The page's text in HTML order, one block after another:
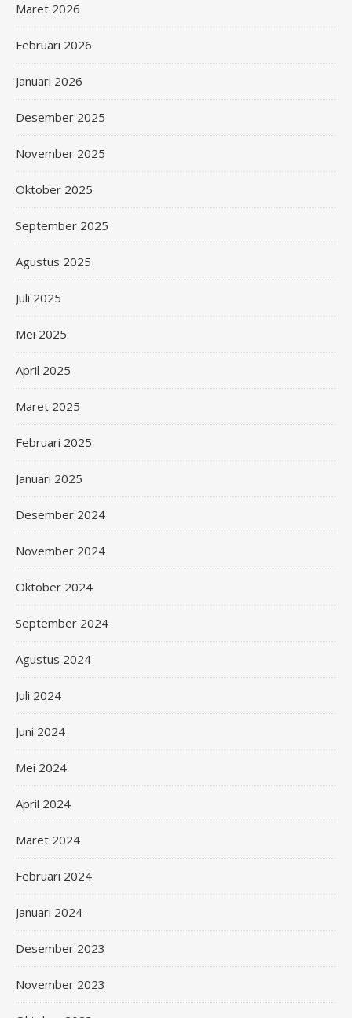
Maret 2026
Februari 2026
Januari 2026
Desember 2025
November 2025
Oktober 2025
September 2025
Agustus 2025
Juli 2025
Mei 2025
April 2025
Maret 2025
Februari 2025
Januari 2025
Desember 2024
November 2024
Oktober 2024
September 2024
Agustus 2024
Juli 2024
Juni 2024
Mei 2024
April 2024
Maret 2024
Februari 2024
Januari 2024
Desember 2023
November 2023